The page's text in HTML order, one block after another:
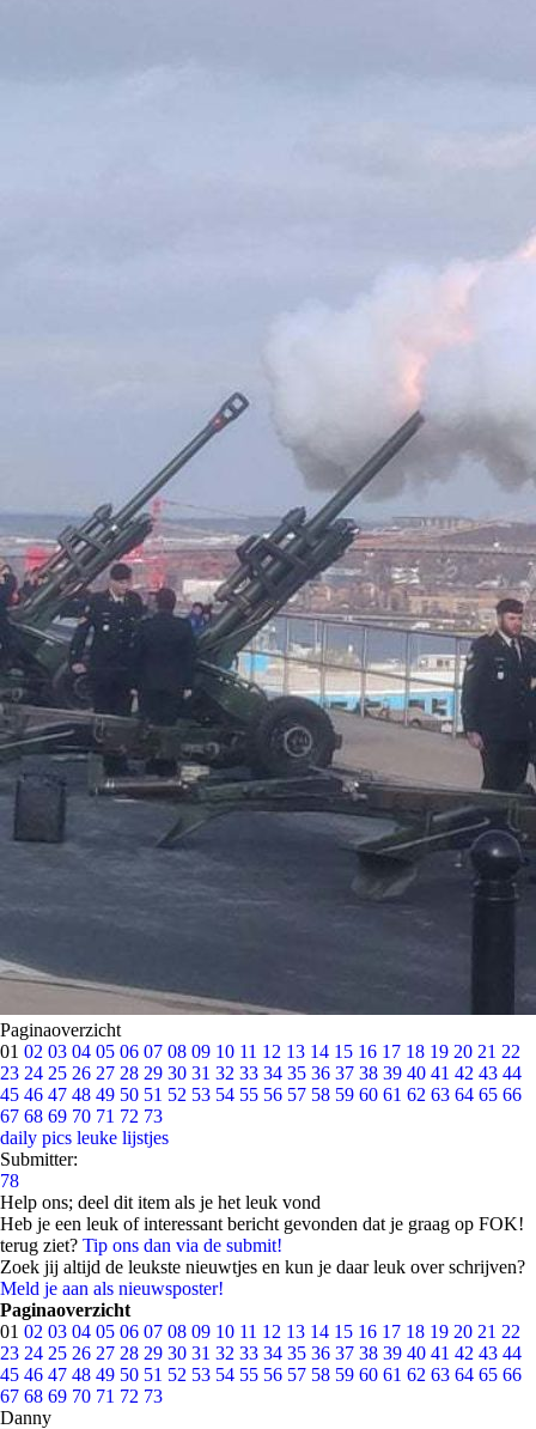
Paginaoverzicht
01 02 03 04 05 06 07 08 09 10 11 12 13 14 15 16 17 18 19 20 21 22
23 24 25 26 27 28 29 30 31 32 33 34 35 36 37 38 39 40 41 42 43 44
45 46 47 48 49 50 51 52 53 54 55 56 57 58 59 60 61 62 63 64 65 66
67 68 69 70 71 72 73
daily pics leuke lijstjes
Submitter:
78
Help ons; deel dit item als je het leuk vond
Heb je een leuk of interessant bericht gevonden dat je graag op FOK!
terug ziet? Tip ons dan via de submit!
Zoek jij altijd de leukste nieuwtjes en kun je daar leuk over schrijven?
Meld je aan als nieuwsposter!
Paginaoverzicht
01 02 03 04 05 06 07 08 09 10 11 12 13 14 15 16 17 18 19 20 21 22
23 24 25 26 27 28 29 30 31 32 33 34 35 36 37 38 39 40 41 42 43 44
45 46 47 48 49 50 51 52 53 54 55 56 57 58 59 60 61 62 63 64 65 66
67 68 69 70 71 72 73
Danny